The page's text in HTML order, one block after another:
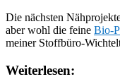
Die nächsten
aber wohl die feine Bio-
meiner Stoffbüro-
Weiterlesen: